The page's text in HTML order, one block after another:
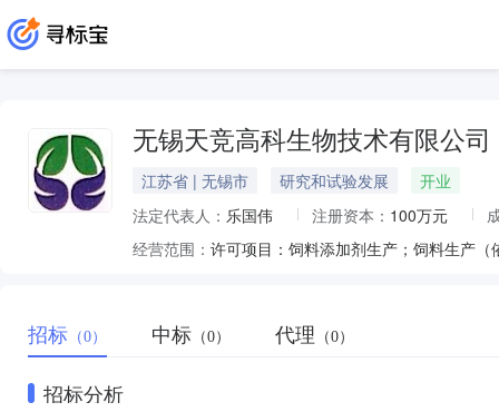
无锡天竞高科生物技术有限公司
江苏省 | 无锡市 研究和试验发展
开业
法定代表人： 乐国伟 注册资本： 100万元
经营范围：
招标 （0） 中标 （0） 代理 （0）
招标分析